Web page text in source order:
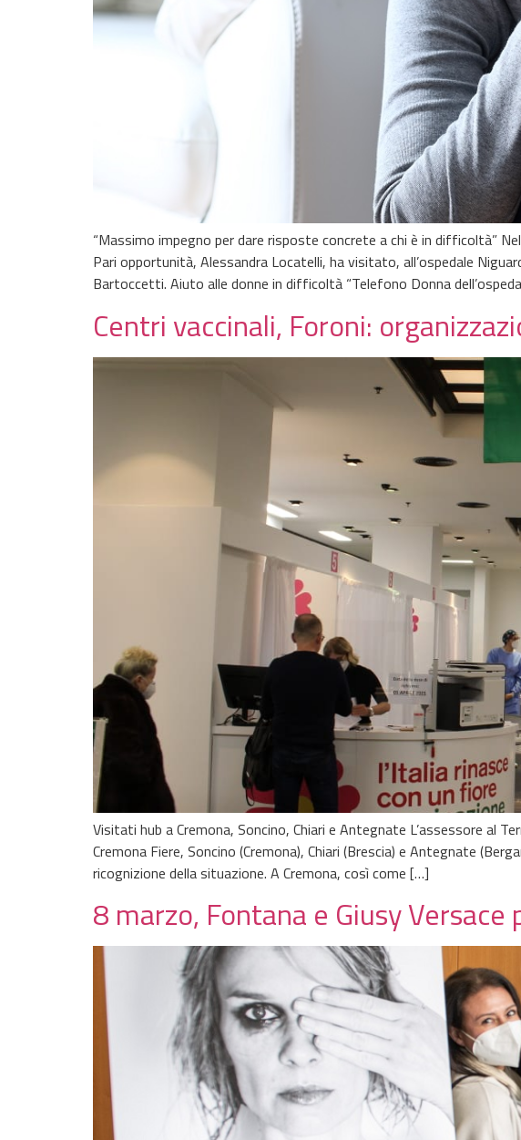
“Massimo impegno per dare risposte concrete a chi è in difficoltà”
Pari opportunità, Alessandra Locatelli, ha visitato, all’ospedale
Bartoccetti. Aiuto alle donne in difficoltà “Telefono Donna
Centri vaccinali, Foroni:
Visitati hub a Cremona, Soncino, Chiari e Antegnate L’assessore al
Cremona Fiere, Soncino (Cremona), Chiari (Brescia) e Antegnate
ricognizione della situazione. A Cremona, così come […]
8 marzo, Fontana e Giusy Versace